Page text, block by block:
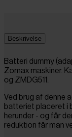
Beskrivelse
Batteri dummy
Zomax maskiner.
og ZMDG511.
Ved brug af denne
batteriet placeret i
herunder - og får
reduktion får man